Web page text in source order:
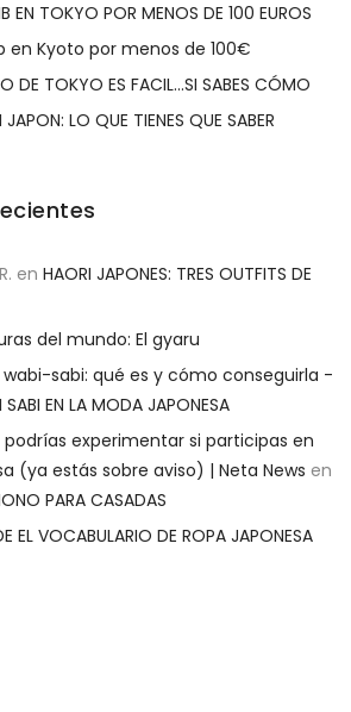
EN TOKYO POR MENOS DE 100 EUROS
en Kyoto por menos de 100€
DE TOKYO ES FACIL…SI SABES CÓMO
JAPON: LO QUE TIENES QUE SABER
en HAORI JAPONES: TRES OUTFITS DE
del mundo: El gyaru
sabi: qué es y cómo conseguirla -
SABI EN LA MODA JAPONESA
podrías experimentar si participas en
(ya estás sobre aviso) | Neta News en
PARA CASADAS
EL VOCABULARIO DE ROPA JAPONESA